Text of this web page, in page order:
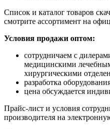
Список и каталог товаров
смотрите ассортимент на
Условия продажи оптом:
сотрудничаем с
медицинскими
хирургическими
разработка
цена обсуждается
Прайс-лист и условия
производителя на